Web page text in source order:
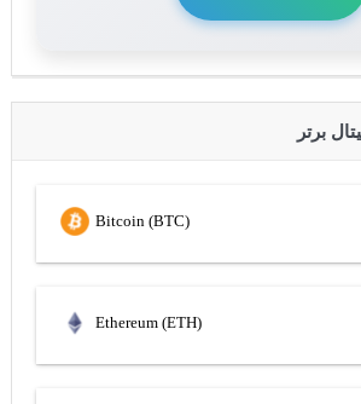
Bitcoin (BTC)
Ethereum (ETH)